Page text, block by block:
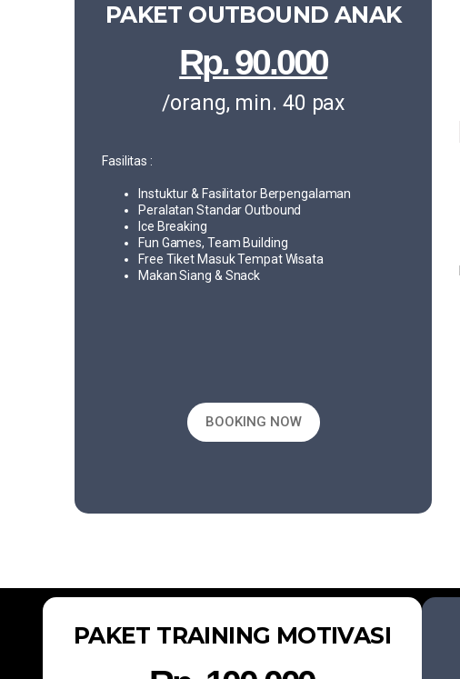
PAKET OUTBOUND ANAK
Rp. 90.000
/orang, min. 40 pax
Fasilitas :
Instuktur & Fasilitator Berpengalaman
Peralatan Standar Outbound
Ice Breaking
Fun Games, Team Building
Free Tiket Masuk Tempat Wisata
Makan Siang & Snack
BOOKING NOW
PAKET TRAINING MOTIVASI